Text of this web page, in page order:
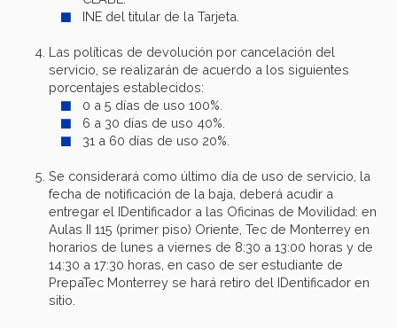
INE del titular de la Tarjeta.
Las políticas de devolución por cancelación del
servicio, se realizarán de acuerdo a los siguientes
porcentajes establecidos:
0 a 5 días de uso 100%.
6 a 30 días de uso 40%.
31 a 60 días de uso 20%.
Se considerará como último día de uso de servicio, la
fecha de notificación de la baja, deberá acudir a
entregar el IDentificador a las Oficinas de Movilidad: en
Aulas II 115 (primer piso) Oriente, Tec de Monterrey en
horarios de lunes a viernes de 8:30 a 13:00 horas y de
14:30 a 17:30 horas, en caso de ser estudiante de
PrepaTec Monterrey se hará retiro del IDentificador en
sitio.